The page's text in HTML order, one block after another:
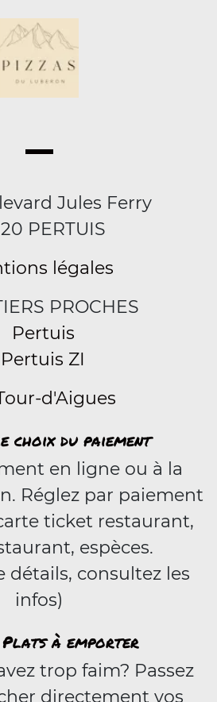
Jules Ferry
PERTUIS
légales
PROCHES
Pertuis
Pertuis ZI
d'Aigues
choix du paiement
en ligne ou à la
Réglez par paiement
ticket restaurant,
espèces.
détails, consultez les
infos)
Plats à emporter
trop faim? Passez
directement vos